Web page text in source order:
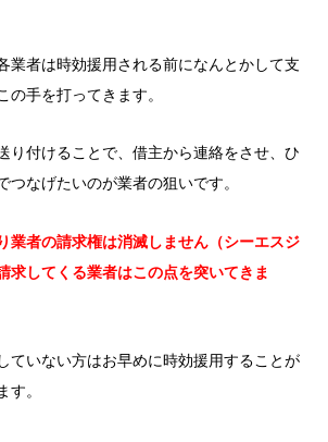
業者は時効援用される前になんとかして支
の手を打ってきます。
り付けることで、借主から連絡をさせ、ひ
つなげたいのが業者の狙いです。
業者の請求権は消滅しません（シーエスジ
求してくる業者はこの点を突いてきま
ていない方はお早めに時効援用することが
す。